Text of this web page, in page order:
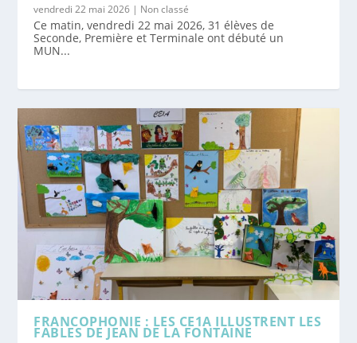
vendredi 22 mai 2026 | Non classé
Ce matin, vendredi 22 mai 2026, 31 élèves de
Seconde, Première et Terminale ont débuté un
MUN...
FRANCOPHONIE : LES CE1A ILLUSTRENT LES
FABLES DE JEAN DE LA FONTAINE